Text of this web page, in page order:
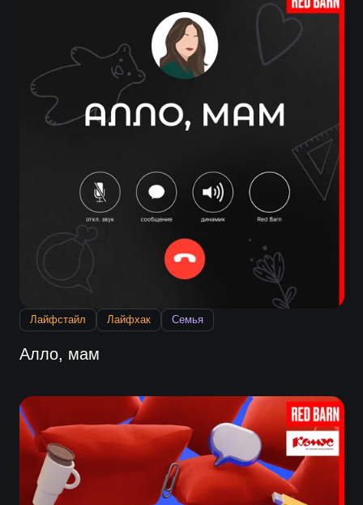
Лайфстайл Лайфхак Семья
Алло, мам